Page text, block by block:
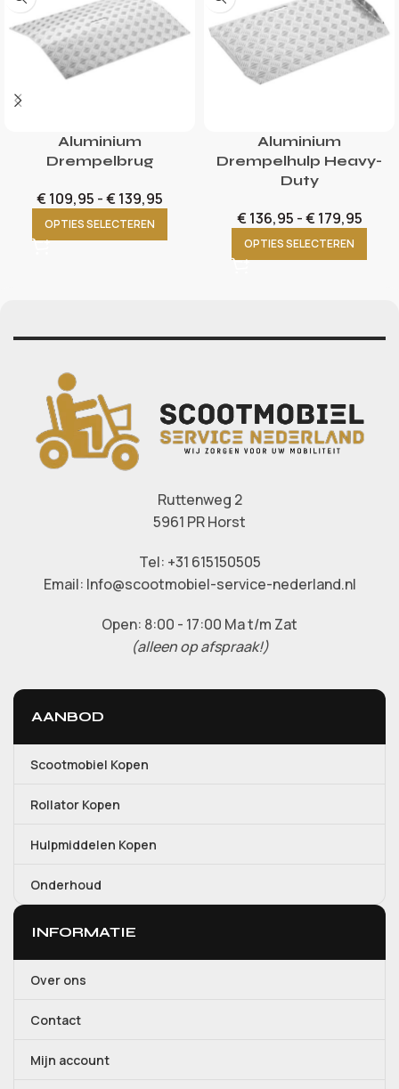
Aluminium
Drempelbrug
€ 109,95 -€ 139,95
OPTIES SELECTEREN
Aluminium
Drempelhulp Heavy-
Duty
€ 136,95 -€ 179,95
OPTIES SELECTEREN
Ruttenweg 2
5961 PR Horst
Tel: +31 615150505
Email: Info@scootmobiel-service-nederland.nl
Open: 8:00 - 17:00 Ma t/m Zat
(alleen op afspraak!)
AANBOD
Scootmobiel Kopen
Rollator Kopen
Hulpmiddelen Kopen
Onderhoud
INFORMATIE
Over ons
Contact
Mijn account